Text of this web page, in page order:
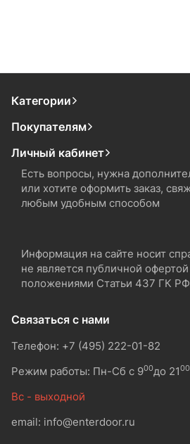
Категории
Покупателям
Личный кабинет
Есть вопросы, нужна
или хотите оформить заказ,
любым удобным способом
Информация на сайте носит
не является публичной
положениями Статьи 437 ГК
Связаться с нами
Телефон: +7 (495) 222-01-82
Режим работы: Пн-Сб с 900до 2100
Вс - выходной
email: info@enterdoor.ru